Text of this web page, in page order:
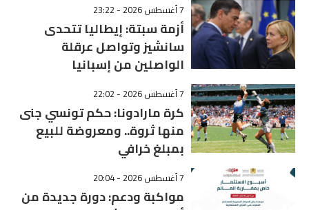
7 أغسطس 2026 - 23:22
أزمة سبتة: إيطاليا تتحدى
سانشيز وتواصل عرقلة
الواصلين من إسبانيا
7 أغسطس 2026 - 22:02
كرة مارادونا: حكم تونسي جنى
منها ثروة.. ومعروضة للبيع
بمبلغ خرافي
7 أغسطس 2026 - 20:04
مواكبة ودعم: دورة جديدة من